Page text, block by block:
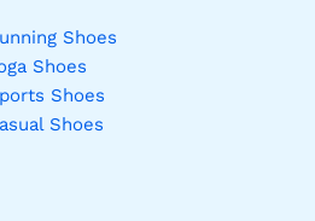
Shoes
Shoes
Shoes
Shoes